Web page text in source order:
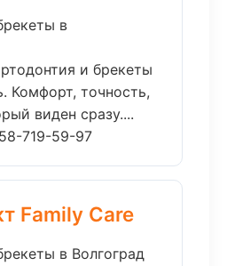
в
и брекеты
Комфорт, точность,
виден сразу....
719-59-97
Family Care
в Волгоград